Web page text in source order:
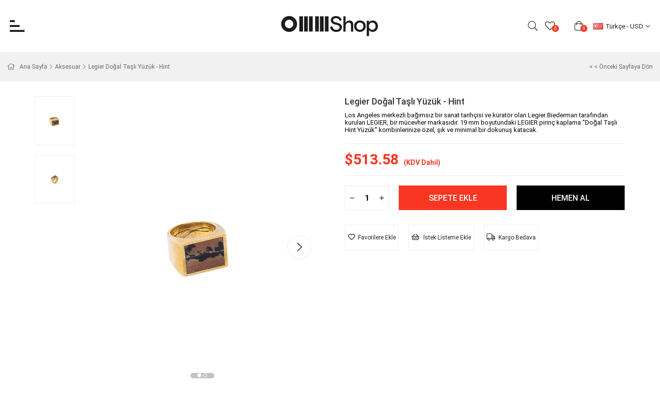
0 0 Türkçe - USD
Ana Sayfa Aksesuar Legier Doğal Taşlı Yüzük - Hint < < Önceki Sayfaya Dön
Legier Doğal Taşlı Yüzük - Hint
Los Angeles merkezli bağımsız bir sanat tarihçisi ve küratör olan Legier Biederman tarafından
kurulan LEGIER, bir mücevher markasıdır. 19 mm boyutundaki LEGIER pirinç kaplama ''Doğal Taşlı
Hint Yüzük'' kombinlerinize özel, şık ve minimal bir dokunuş katacak.
$513.58 (KDV Dahil)
Favorilere Ekle İstek Listeme Ekle Kargo Bedava